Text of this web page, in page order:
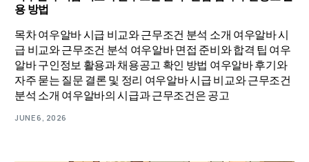
용 방법
목차 여우알바 시급 비교와 근무조건 분석 소개 여우알바 시
급 비교와 근무조건 분석 여우알바 면접 준비와 합격 팁 여우
알바 구인정보 활용과 채용공고 확인 방법 여우알바 후기와
자주 묻는 질문 결론 및 정리 여우알바 시급 비교와 근무조건
분석 소개 여우알바의 시급과 근무조건은 공고
JUNE 6, 2026